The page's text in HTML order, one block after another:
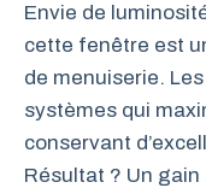
Envie de
cette fenêtre est
de menuiserie.
systèmes qui
conservant
Résultat ? Un